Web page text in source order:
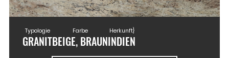
Typologie
GRANIT
Farbe
BEIGE, BRAUN
Herkunft}
INDIEN